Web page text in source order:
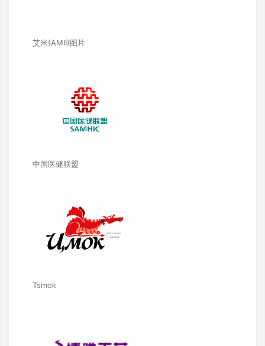
艾米(AMII)图片
中国医健联盟
Tsmok